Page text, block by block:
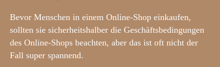
Bevor Menschen in einem Online-Shop einkaufen,
sollten sie sicherheitshalber die Geschäftsbedingungen
des Online-Shops beachten, aber das ist oft nicht der
Fall super spannend.